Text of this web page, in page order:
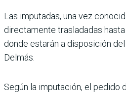
Las imputadas, una vez
directamente trasladadas
donde estarán a disposición
Delmás.
Según la imputación, el pedido